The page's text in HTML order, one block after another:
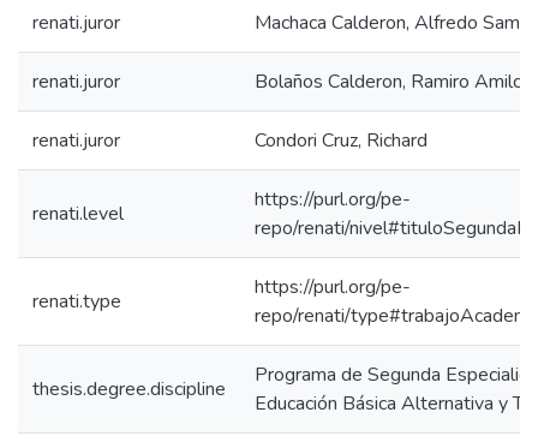
renati.juror Machaca Calderon, Alfredo
renati.juror Bolaños Calderon, Ramiro Amilcar
renati.juror Condori Cruz, Richard
renati.level
https://purl.org/pe-
repo/renati/
renati.type
https://purl.org/pe-
repo/renati/
thesis.degree.discipline
Programa de Segunda
Educación Básica Alternativa y